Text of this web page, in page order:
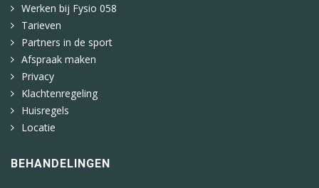
Werken bij Fysio 058
Tarieven
Partners in de sport
Afspraak maken
Privacy
Klachtenregeling
Huisregels
Locatie
BEHANDELINGEN